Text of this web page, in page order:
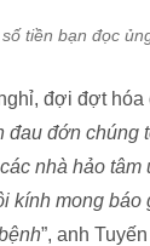
tiền bạn đọc
đợi đợt hóa
đớn chúng
nhà hảo
kính mong
”, anh